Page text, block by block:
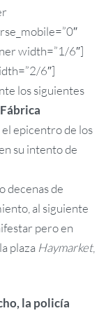
width=”1/6″]
6″]
los siguientes
Fábrica
epicentro de los
su intento de
decenas de
al siguiente
pero en
plaza Haymarket,
la policía